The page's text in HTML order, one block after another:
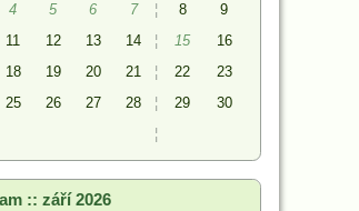
4 5 6 7 ¦ 8
9
11 12 13 14 ¦ 15
16
18 19 20 21 ¦ 22
23
25 26 27 28 ¦ 29
30
¦
:: září 2026